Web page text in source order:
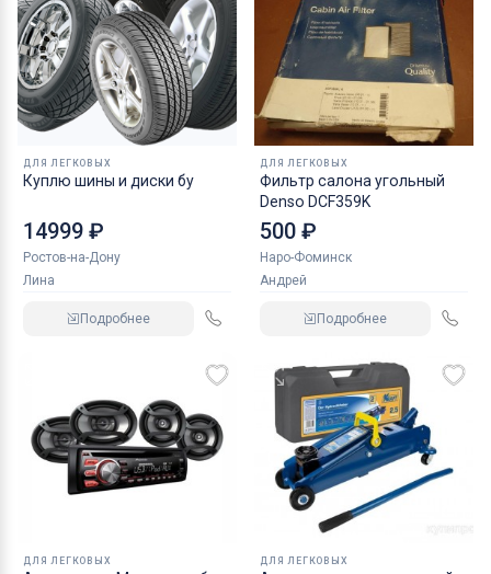
ДЛЯ ЛЕГКОВЫХ
Куплю шины и диски бу
14999 ₽
Ростов-на-Дону
Лина
Подробнее
ДЛЯ ЛЕГКОВЫХ
Фильтр салона угольный
Denso DCF359K
500 ₽
Наро-Фоминск
Андрей
Подробнее
ДЛЯ ЛЕГКОВЫХ ДЛЯ ЛЕГКОВЫХ